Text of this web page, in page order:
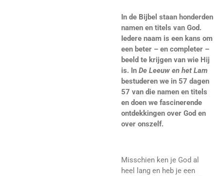
In de Bijbel staan honderden
namen en titels van God.
Iedere naam is een kans om
een beter – en completer –
beeld te krijgen van wie Hij
is. In De Leeuw en het Lam
bestuderen we in 57 dagen
57 van die namen en titels
en doen we fascinerende
ontdekkingen over God en
over onszelf.
Misschien ken je God al
heel lang en heb je een